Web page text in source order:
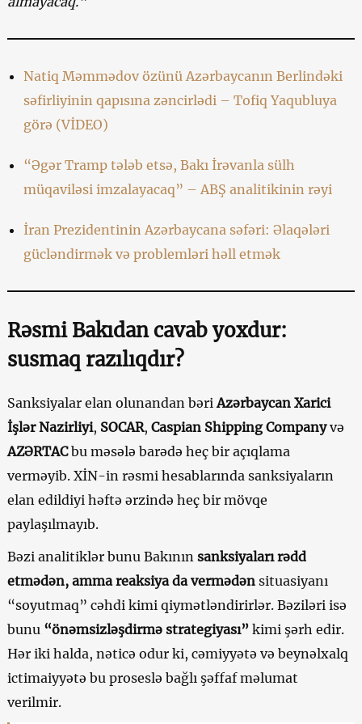
Natiq Məmmədovözünü Azərbaycanın Berlindəki
səfirliyinin qapısına zəncirlədi – Tofiq Yaqubluya
görə (VİDEO)
“Əgər Tramp tələb etsə, Bakı İrəvanla sülh
müqaviləsi imzalayacaq” – ABŞ analitikinin rəyi
İran Prezidentinin Azərbaycana səfəri: Əlaqələri
gücləndirmək və problemləri həll etmək
Rəsmi Bakıdan cavab yoxdur:
susmaq razılıqdır?
Sanksiyalar elan olunandan bəri Azərbaycan Xarici
İşlər Nazirliyi, SOCAR, Caspian Shipping Companyvə
AZƏRTACbu məsələ barədə heç bir açıqlama
verməyib. XİN-in rəsmi hesablarında sanksiyaların
elan edildiyi həftə ərzində heç bir mövqe
paylaşılmayıb.
Bəzi analitiklər bunu Bakının sanksiyaları rədd
etmədən, amma reaksiya da vermədənsituasiyanı
“soyutmaq” cəhdi kimi qiymətləndirirlər. Bəziləri isə
bunu “önəmsizləşdirmə strategiyası”kimi şərh edir.
Hər iki halda, nəticə odur ki, cəmiyyətə və beynəlxalq
ictimaiyyətə bu proseslə bağlı şəffaf məlumat
verilmir.